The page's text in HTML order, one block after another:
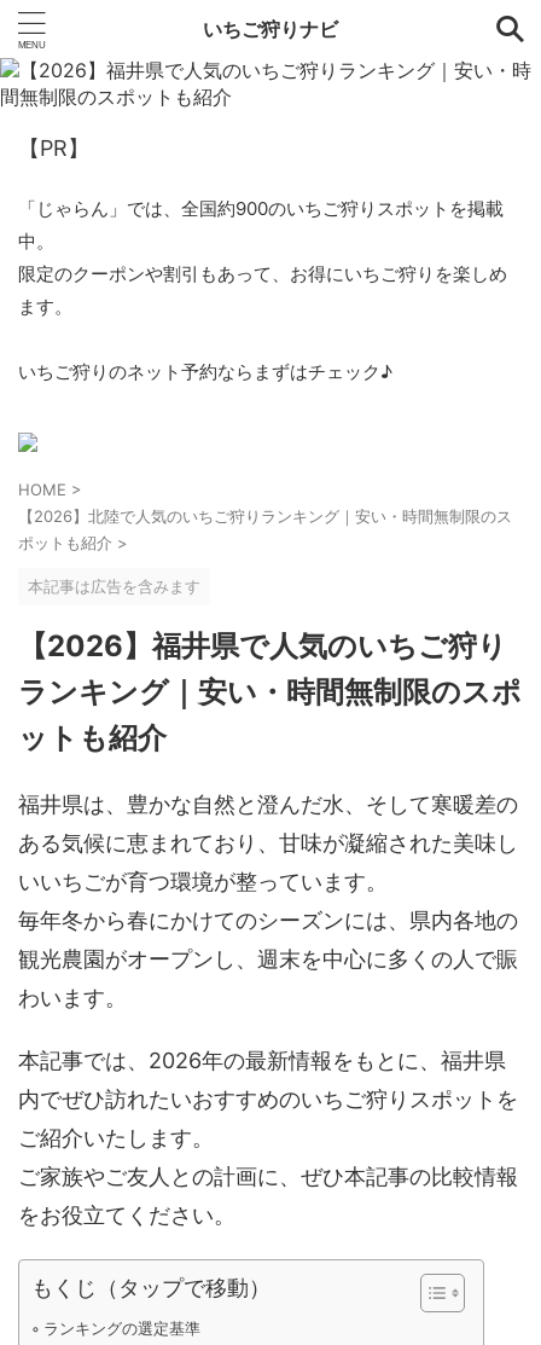
いちご狩りナビ
【PR】
「じゃらん」では、全国約900のいちご狩りスポットを掲載
中。
限定のクーポンや割引もあって、お得にいちご狩りを楽しめ
ます。
いちご狩りのネット予約ならまずはチェック♪
HOME >
【2026】北陸で人気のいちご狩りランキング｜安い・時間無制限のス
ポットも紹介 >
本記事は広告を含みます
【2026】福井県で人気のいちご狩り
ランキング｜安い・時間無制限のスポ
ットも紹介
福井県は、豊かな自然と澄んだ水、そして寒暖差の
ある気候に恵まれており、甘味が凝縮された美味し
いいちごが育つ環境が整っています。
毎年冬から春にかけてのシーズンには、県内各地の
観光農園がオープンし、週末を中心に多くの人で賑
わいます。
本記事では、2026年の最新情報をもとに、福井県
内でぜひ訪れたいおすすめのいちご狩りスポットを
ご紹介いたします。
ご家族やご友人との計画に、ぜひ本記事の比較情報
をお役立てください。
もくじ（タップで移動）
ランキングの選定基準